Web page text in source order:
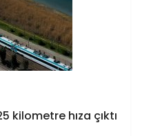
kilometre hıza çıktı